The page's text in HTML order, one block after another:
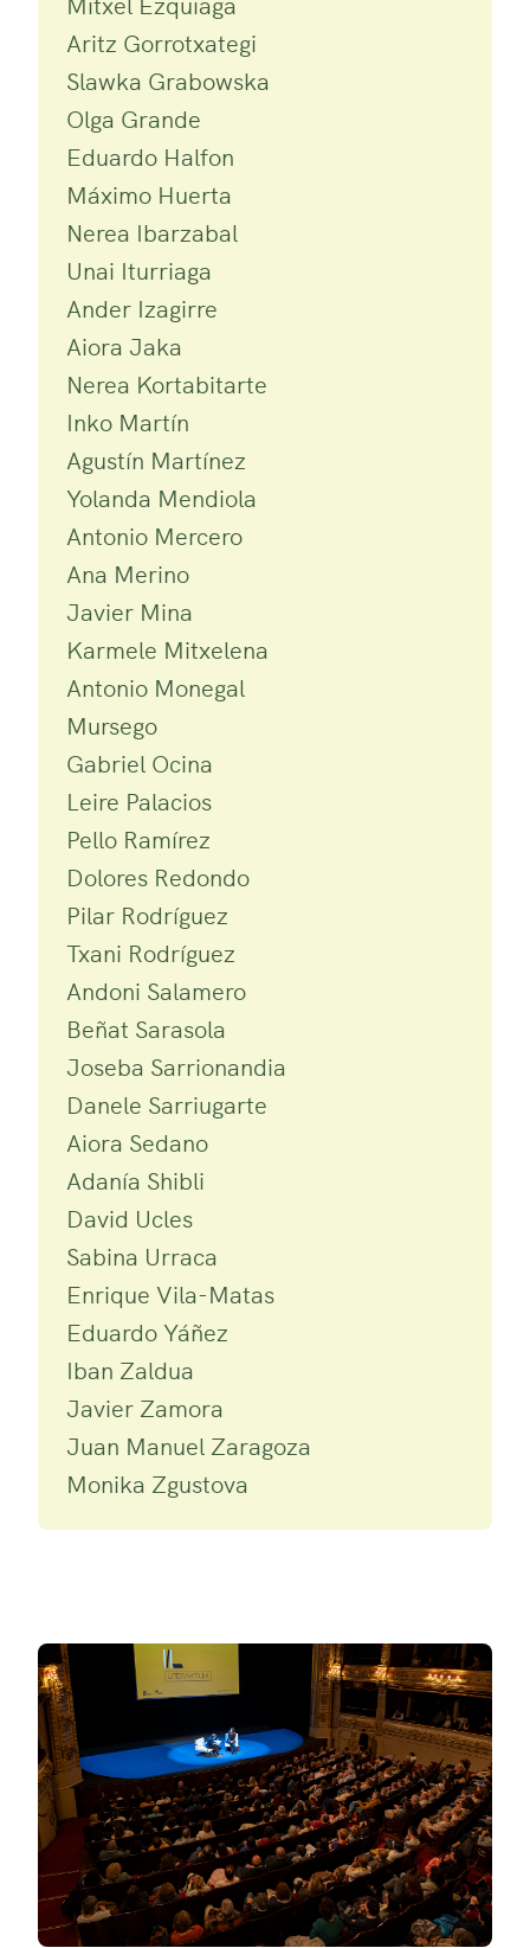
Aritz Gorrotxategi
Slawka Grabowska
Olga Grande
Eduardo Halfon
Máximo Huerta
Nerea Ibarzabal
Unai Iturriaga
Ander Izagirre
Aiora Jaka
Nerea Kortabitarte
Inko Martín
Agustín Martínez
Yolanda Mendiola
Antonio Mercero
Ana Merino
Javier Mina
Karmele Mitxelena
Antonio Monegal
Mursego
Gabriel Ocina
Leire Palacios
Pello Ramírez
Dolores Redondo
Pilar Rodríguez
Txani Rodríguez
Andoni Salamero
Beñat Sarasola
Joseba Sarrionandia
Danele Sarriugarte
Aiora Sedano
Adanía Shibli
David Ucles
Sabina Urraca
Enrique Vila-Matas
Eduardo Yáñez
Iban Zaldua
Javier Zamora
Juan Manuel Zaragoza
Monika Zgustova